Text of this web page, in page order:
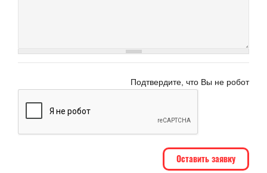
Подтвердите, что Вы не робот